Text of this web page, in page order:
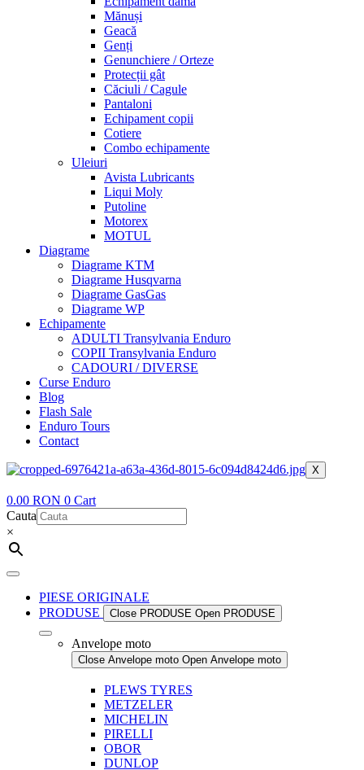
Mănuși
Geacă
Genți
Genunchiere / Orteze
Protecții gât
Căciuli / Cagule
Pantaloni
Echipament copii
Cotiere
Combo echipamente
Uleiuri
Avista Lubricants
Liqui Moly
Putoline
Motorex
MOTUL
Diagrame
Diagrame KTM
Diagrame Husqvarna
Diagrame GasGas
Diagrame WP
Echipamente
ADULTI Transylvania Enduro
COPII Transylvania Enduro
CADOURI / DIVERSE
Curse Enduro
Blog
Flash Sale
Enduro Tours
Contact
X
0.00 RON 0 Cart
Cauta
×
PIESE ORIGINALE
PRODUSE
Close PRODUSE Open PRODUSE
Anvelope moto
Close Anvelope moto Open Anvelope moto
PLEWS TYRES
METZELER
MICHELIN
PIRELLI
OBOR
DUNLOP